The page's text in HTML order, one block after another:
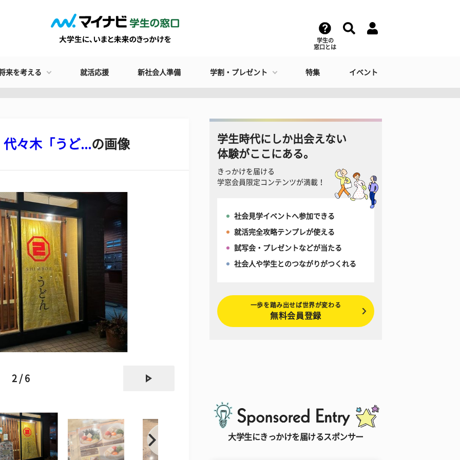
学生の
窓口とは
来を考える 就活応援 新社会人準備 学割・プレゼント 特集 イベント
々木「うど...の画像
2 / 6
学生時代にしか出会えない
体験がここにある。
きっかけを届ける
学窓会員限定コンテンツが満載！
社会見学イベントへ参加できる
就活完全攻略テンプレが使える
試写会・プレゼントなどが当たる
社会人や学生とのつながりがつくれる
一歩を踏み出せば世界が変わる
無料会員登録
大学生にきっかけを届けるスポンサー